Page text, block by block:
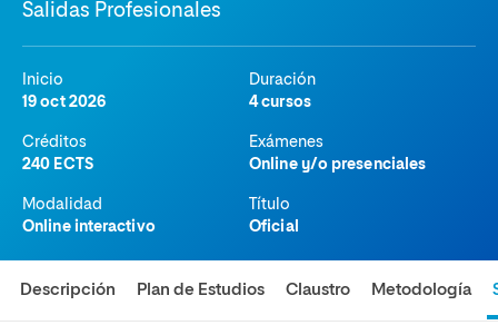
Salidas Profesionales
Inicio
19 oct 2026
Duración
4 cursos
Créditos
240 ECTS
Exámenes
Online y/o presenciales
Modalidad
Online interactivo
Título
Oficial
Descripción Plan de Estudios Claustro Metodología